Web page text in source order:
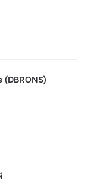
(DBRONS)